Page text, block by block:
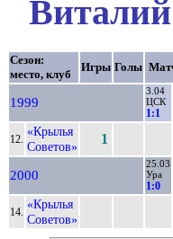
Виталий
Сезон:
место, клуб
Игры Голы
1999
3.04
ЦСК
1:1
12.
«Крылья
Советов»
1
2000
25.03
Ура
1:0
14.
«Крылья
Советов»